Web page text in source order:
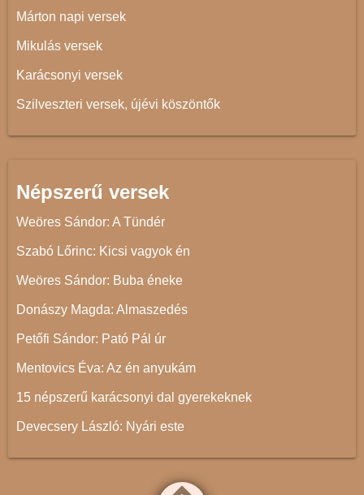
Márton napi versek
Mikulás versek
Karácsonyi versek
Szilveszteri versek, újévi köszöntők
Népszerű versek
Weöres Sándor: A Tündér
Szabó Lőrinc: Kicsi vagyok én
Weöres Sándor: Buba éneke
Donászy Magda: Almaszedés
Petőfi Sándor: Pató Pál úr
Mentovics Éva: Az én anyukám
15 népszerű karácsonyi dal gyerekeknek
Devecsery László: Nyári este